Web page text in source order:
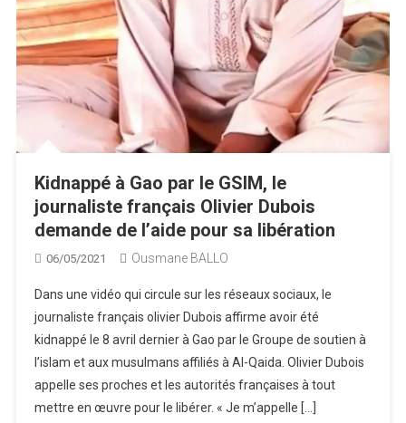
Kidnappé à Gao par le GSIM, le
journaliste français Olivier Dubois
demande de l’aide pour sa libération
06/05/2021 Ousmane BALLO
Dans une vidéo qui circule sur les réseaux sociaux, le
journaliste français olivier Dubois affirme avoir été
kidnappé le 8 avril dernier à Gao par le Groupe de soutien à
l’islam et aux musulmans affiliés à Al-Qaida. Olivier Dubois
appelle ses proches et les autorités françaises à tout
mettre en œuvre pour le libérer. « Je m’appelle […]